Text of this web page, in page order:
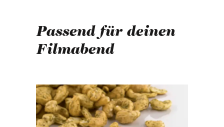
Passend für deinen
Filmabend